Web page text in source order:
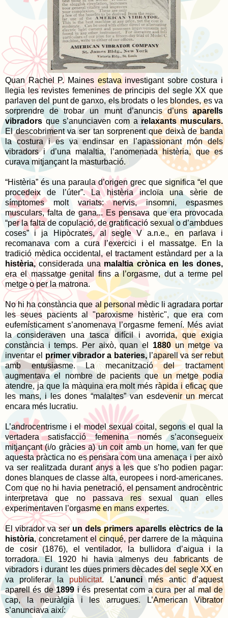
Quan Rachel P. Maines estava investigant sobre costura i
llegia les revistes femenines de principis del segle XX que
parlaven del punt de ganxo, els brodats o les blondes, es va
sorprendre de trobar un munt d’anuncis d’unsaparells
vibradorsque s’anunciaven com a relaxants musculars.
El descobriment va ser tan sorprenent que deixà de banda
la costura i es va endinsar en l’apassionant món dels
vibradors i d’una malaltia, l’anomenada histèria, que es
curava mitjançant la masturbació.
“Histèria” és una paraula d’origen grec que significa “el que
procedeix de l’úter”. La histèria incloïa una sèrie de
símptomes molt variats: nervis, insomni, espasmes
musculars, falta de gana... Es pensava que era provocada
“per la falta de copulació, de gratificació sexual o d’ambdues
coses” i ja Hipòcrates, al segle V a.n.e., en parlava i
recomanava com a cura l’exercici i el massatge. En la
tradició mèdica occidental, el tractament estàndard per a la
histèria,considerada una malaltia crònica en les dones,
era el massatge genital fins a l’orgasme, dut a terme pel
metge o per la matrona.
No hi ha constància que al personal mèdic li agradara portar
les seues pacients al "paroxisme histèric", que era com
eufemísticament s’anomenava l’orgasme femení. Més aviat
la consideraven una tasca difícil i avorrida, que exigia
constància i temps. Per això, quan el 1880 un metge va
inventar el primer vibrador a bateries, l’aparell va ser rebut
amb entusiasme. La mecanització del tractament
augmentava el nombre de pacients que un metge podia
atendre, ja que la màquina era molt més ràpida i eficaç que
les mans, i les dones “malaltes” van esdevenir un mercat
encara més lucratiu.
L’androcentrisme i el model sexual coital, segons el qual la
vertadera satisfacció femenina només s’aconsegueix
mitjançant (i/o gràcies a) un coit amb un home, van fer que
aquesta pràctica no es pensara com una amenaça i per això
va ser realitzada durant anys a les que s’ho podien pagar:
dones blanques de classe alta, europees i nord-americanes.
Com que no hi havia penetració, el pensament androcèntric
interpretava que no passava res sexual quan elles
experimentaven l’orgasme en mans expertes.
El vibrador va ser un dels primers aparells elèctrics de la
història, concretament el cinqué, per darrere de la màquina
de cosir (1876), el ventilador, la bullidora d’aigua i la
torradora. El 1920 hi havia almenys deu fabricants de
vibradors i durant les dues primers dècades del segle XX en
va proliferar lapublicitat. L’anuncimés antic d’aquest
aparell és de1899 i és presentat com a cura per al mal de
cap, la neuràlgia i les arrugues. L’American Vibrator
s’anunciava així: